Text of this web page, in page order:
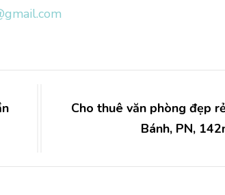
Cho thuê văn phòng đẹp
Bánh, PN,